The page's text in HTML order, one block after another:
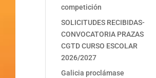
competición
SOLICITUDES RECIBIDAS-
CONVOCATORIA PRAZAS
CGTD CURSO ESCOLAR
2026/2027
Galicia proclámase